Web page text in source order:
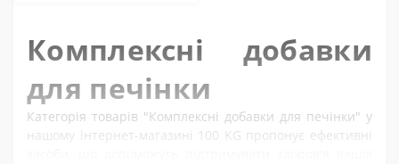
Комплексні добавки
для печінки
Категорія товарів "Комплексні добавки для печінки" у
нашому інтернет-магазині 100 KG пропонує ефективні